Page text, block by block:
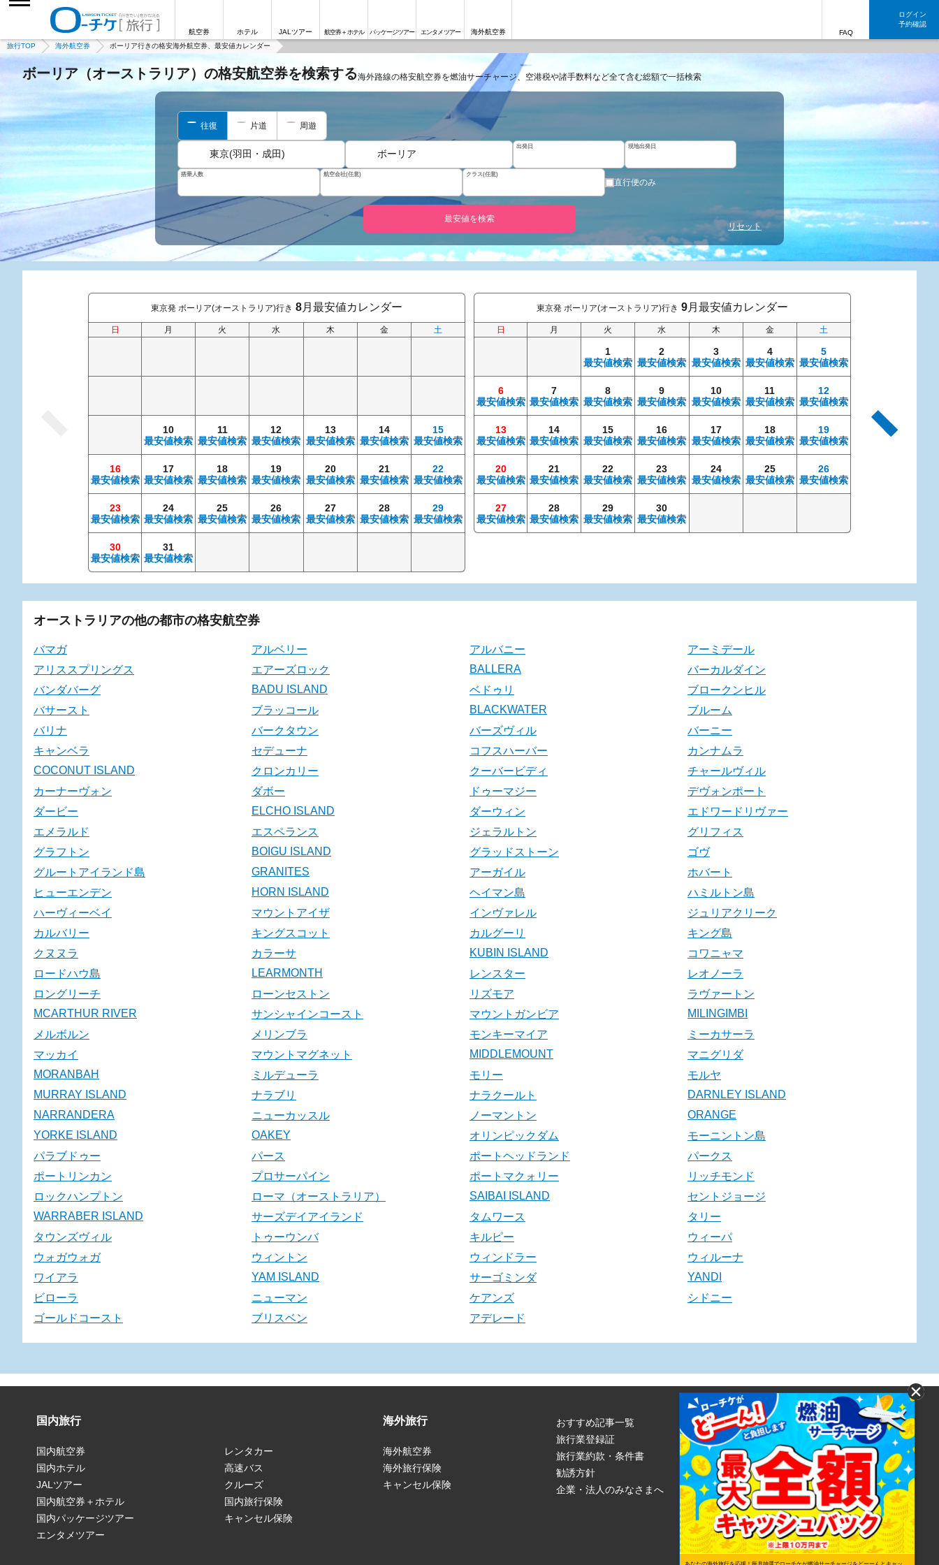
航空券 ホテル JALツアー 航空券＋ホテル パッケージツアー エンタメツアー 海外航空券 FAQ
ログイン
予約確認
旅行TOP 海外航空券 ボーリア行きの格安海外航空券、最安値カレンダー
ボーリア（オーストラリア）の格安航空券を検索する海外路線の格安航空券を燃油サーチャージ、空港税や諸手数料など全て含む総額で一括検索
往復 片道 周遊
東京(羽田・成田) ボーリア
出発日 現地出発日
搭乗人数 航空会社(任意) クラス(任意)
直行便のみ
最安値を検索
リセット
東京発 ボーリア(オーストラリア)行き 8月最安値カレンダー
日 月 火 水 木 金 土
10
最安値検索
11
最安値検索
12
最安値検索
13
最安値検索
14
最安値検索
15
最安値検索
16
最安値検索
17
最安値検索
18
最安値検索
19
最安値検索
20
最安値検索
21
最安値検索
22
最安値検索
23
最安値検索
24
最安値検索
25
最安値検索
26
最安値検索
27
最安値検索
28
最安値検索
29
最安値検索
30
最安値検索
31
最安値検索
東京発 ボーリア(オーストラリア)行き 9月最安値カレンダー
日 月 火 水 木 金 土
1
最安値検索
2
最安値検索
3
最安値検索
4
最安値検索
5
最安値検索
6
最安値検索
7
最安値検索
8
最安値検索
9
最安値検索
10
最安値検索
11
最安値検索
12
最安値検索
13
最安値検索
14
最安値検索
15
最安値検索
16
最安値検索
17
最安値検索
18
最安値検索
19
最安値検索
20
最安値検索
21
最安値検索
22
最安値検索
23
最安値検索
24
最安値検索
25
最安値検索
26
最安値検索
27
最安値検索
28
最安値検索
29
最安値検索
30
最安値検索
11
最安値検索
オーストラリアの他の都市の格安航空券
バマガ アルベリー アルバニー
アーミデール
アリススプリングス
エアーズロック BALLERA
バーカルダイン
バンダバーグ
BADU ISLAND ベドゥリ
ブロークンヒル
バサースト
ブラッコール BLACKWATER
ブルーム
バリナ
バークタウン バーズヴィル
バーニー
キャンベラ
セデューナ コフスハーバー
カンナムラ
COCONUT ISLAND
クロンカリー クーバービディ
チャールヴィル
カーナーヴォン
ダボー ドゥーマジー
デヴォンポート
ダービー
ELCHO ISLAND ダーウィン
エドワードリヴァー
エメラルド
エスペランス ジェラルトン
グリフィス
グラフトン
BOIGU ISLAND グラッドストーン
ゴヴ
グルートアイランド島
GRANITES アーガイル
ホバート
ヒューエンデン
HORN ISLAND ヘイマン島
ハミルトン島
ハーヴィーベイ
マウントアイザ インヴァレル
ジュリアクリーク
カルバリー
キングスコット カルグーリ
キング島
クヌヌラ
カラーサ KUBIN ISLAND
コワニャマ
ロードハウ島
LEARMONTH レンスター
レオノーラ
ロングリーチ
ローンセストン リズモア
ラヴァートン
MCARTHUR RIVER
サンシャインコースト マウントガンビア
MILINGIMBI
メルボルン
メリンブラ モンキーマイア
ミーカサーラ
マッカイ
マウントマグネット MIDDLEMOUNT
マニグリダ
MORANBAH
ミルデューラ モリー
モルヤ
MURRAY ISLAND
ナラブリ ナラクールト
DARNLEY ISLAND
NARRANDERA
ニューカッスル ノーマントン
ORANGE
YORKE ISLAND
OAKEY オリンピックダム
モーニントン島
パラブドゥー
パース ポートヘッドランド
パークス
ポートリンカン
プロサーパイン ポートマクォリー
リッチモンド
ロックハンプトン
ローマ（オーストラリア） SAIBAI ISLAND
セントジョージ
WARRABER ISLAND
サーズデイアイランド タムワース
タリー
タウンズヴィル
トゥーウンバ キルピー
ウィーパ
ウォガウォガ
ウィントン ウィンドラー
ウィルーナ
ワイアラ
YAM ISLAND サーゴミンダ
YANDI
ビローラ
ニューマン ケアンズ
シドニー
ゴールドコースト
ブリスベン アデレード
国内旅行
国内航空券
国内ホテル
JALツアー
国内航空券＋ホテル
国内パッケージツアー
エンタメツアー
レンタカー
高速バス
クルーズ
国内旅行保険
キャンセル保険
海外旅行
海外航空券
海外旅行保険
キャンセル保険
おすすめ記事一覧
旅行業登録証
旅行業約款・条件書
勧誘方針
企業・法人のみなさまへ
株式会社ローソンエンタテインメント
利用規約
ローソンWEB会員規約
個人情報の取り扱いについて
個人情報保護方針